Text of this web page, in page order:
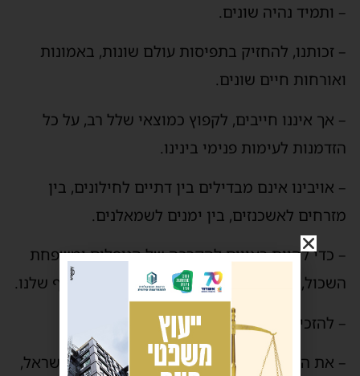
– ותמיד נהיה שונים.
– זכותנו, להחזיק בתפיסות עולם שונות, באמונות
ואורחות חיים שונים.
– אך איננו חייבים, לקפוץ כמוצאי שלל רב, על כל
הזדמנות לעימות פנימי בינינו.
– אויבינו אינם מבדילים בין דתיים לחילונים, בין
מזרחים לאשכנזים, בין ימנים לשמאלנים.
– כדי להיות ראויים להקרבה של הנופלים ומשפחת
השכול, עלינו לשוב, להגדיר, את הטוב המשותף שלנו.
– להזכיר לעצמנו, את מהות הציונות.
– את המהות שהביאה אותנו, להקמת מדינת ישראל,